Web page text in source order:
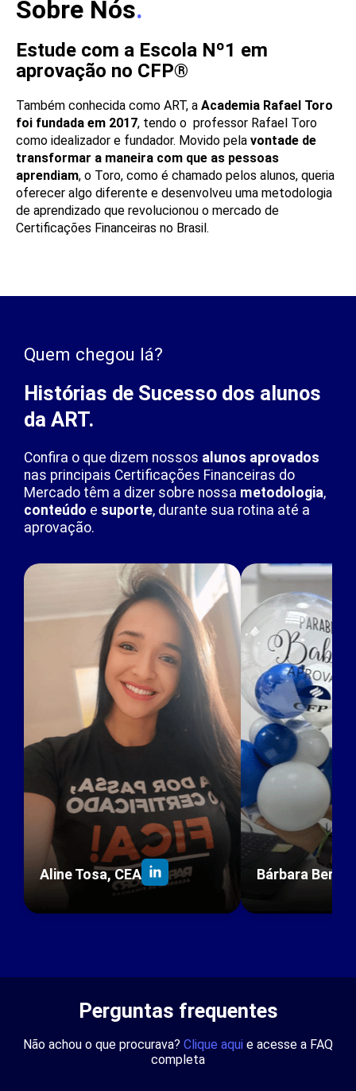
Sobre Nós.
Estude com a Escola Nº1 em
aprovação no CFP®
Também conhecida como ART, a Academia Rafael Toro
foi fundada em 2017, tendo o professor Rafael Toro
como idealizador e fundador. Movido pela vontade de
transformar a maneira com que as pessoas
aprendiam, o Toro, como é chamado pelos alunos, queria
oferecer algo diferente e desenvolveu uma metodologia
de aprendizado que revolucionou o mercado de
Certificações Financeiras no Brasil.
Quem chegou lá?
Histórias de Sucesso dos alunos
da ART.
Confira o que dizem nossos alunos aprovados
nas principais Certificações Financeiras do
Mercado têm a dizer sobre nossa metodologia,
conteúdo e suporte, durante sua rotina até a
aprovação.
Aline Tosa, CEA Bárbara
Perguntas frequentes
Não achou o que procurava? Clique aqui e acesse a FAQ
completa